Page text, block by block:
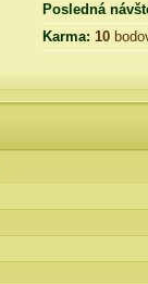
Posledná
Karma: 10